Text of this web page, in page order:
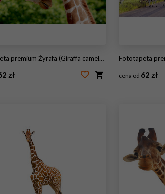
camelopardalis) to afrykański ssak parzystokopytny, najwyższy ze wszystkich istniejących gatunków zwierząt lądowych i największy przeżuwacz.
zł
Fototapeta premium Żyrafa
cena od 62 zł